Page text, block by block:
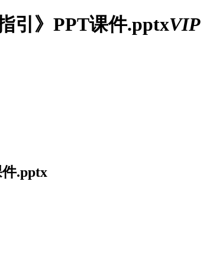
引》PPT课件.pptxVIP
.pptx